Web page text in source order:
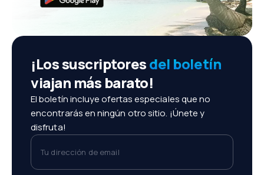
¡Los suscriptoresdel boletín
viajan más barato!
El boletín incluye ofertas especiales que no
encontrarás en ningún otro sitio. ¡Únete y
disfruta!
Tu dirección de email